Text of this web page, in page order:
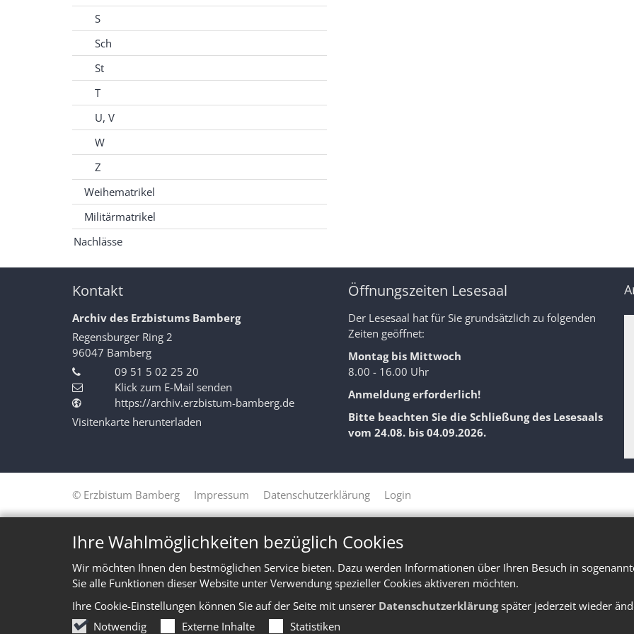
Ihre Wahlmöglichkeiten bezüglich Cookies
Wir möchten Ihnen den bestmöglichen Service bieten. Dazu werden Informationen über Ihren Besuch in
Sie alle Funktionen dieser Website unter Verwendung spezieller Cookies aktiveren möchten.
Ihre Cookie-Einstellungen können Sie auf der Seite mit unserer Datenschutzerklärungspäter jederzeit wieder
Notwendig
Externe Inhalte Statistiken
S
Sch
St
T
U, V
W
Z
Weihematrikel
Militärmatrikel
Nachlässe
Kontakt
Archiv des Erzbistums Bamberg
Regensburger Ring 2
96047 Bamberg
09 51 5 02 25 20
Klick zum E-Mail senden
https://archiv.erzbistum-bamberg.de
Visitenkarte herunterladen
Öffnungszeiten Lesesaal
Der Lesesaal hat für Sie grundsätzlich zu folgenden
Zeiten geöffnet:
Montag bis Mittwoch
8.00 - 16.00 Uhr
Anmeldung erforderlich!
Bitte beachten Sie die Schließung des Lesesaals
vom 24.08. bis 04.09.2026.
© Erzbistum Bamberg Impressum Datenschutzerklärung Login